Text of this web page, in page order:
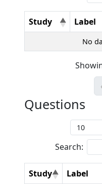
Study Label
No
Questions
Search:
Study Label